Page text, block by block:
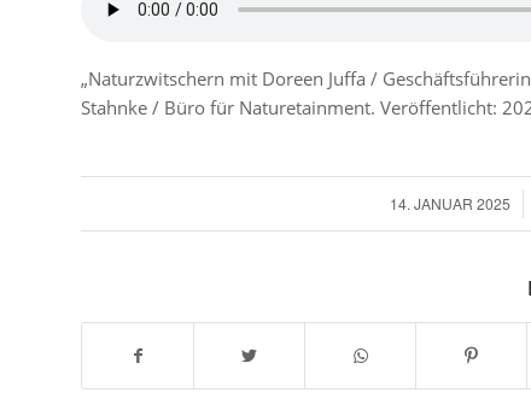
„Naturzwitschern mit Doreen Juffa /
Stahnke / Büro für Naturetainment. Veröffentlicht:
14. JANUAR 2025
/